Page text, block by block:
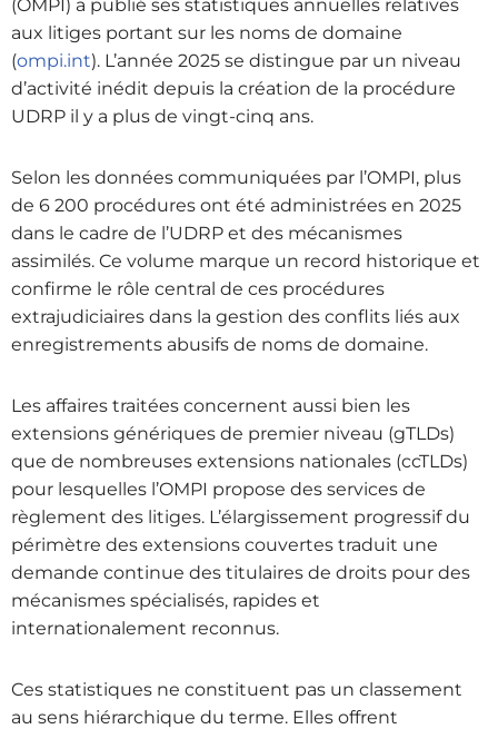
(OMPI) a publié ses statistiques annuelles relatives
aux litiges portant sur les noms de domaine
(ompi.int). L’année 2025 se distingue par un niveau
d’activité inédit depuis la création de la procédure
UDRP il y a plus de vingt-cinq ans.
Selon les données communiquées par l’OMPI, plus
de 6 200 procédures ont été administrées en 2025
dans le cadre de l’UDRP et des mécanismes
assimilés. Ce volume marque un record historique et
confirme le rôle central de ces procédures
extrajudiciaires dans la gestion des conflits liés aux
enregistrements abusifs de noms de domaine.
Les affaires traitées concernent aussi bien les
extensions génériques de premier niveau (gTLDs)
que de nombreuses extensions nationales (ccTLDs)
pour lesquelles l’OMPI propose des services de
règlement des litiges. L’élargissement progressif du
périmètre des extensions couvertes traduit une
demande continue des titulaires de droits pour des
mécanismes spécialisés, rapides et
internationalement reconnus.
Ces statistiques ne constituent pas un classement
au sens hiérarchique du terme. Elles offrent